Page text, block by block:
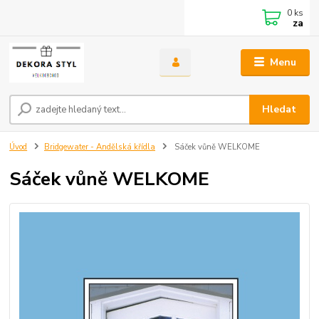
Menu
Hledat
0 ks
za
Úvod Bridgewater - Andělská křídla Sáček vůně WELKOME
Sáček vůně WELKOME